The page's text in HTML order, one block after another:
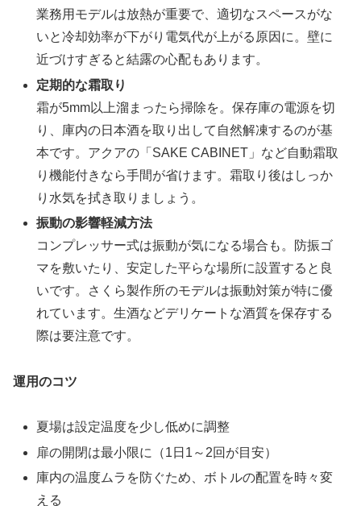
業務用モデルは放熱が重要で、適切なスペースがな
いと冷却効率が下がり電気代が上がる原因に。壁に
近づけすぎると結露の心配もあります。
定期的な霜取り
霜が5mm以上溜まったら掃除を。保存庫の電源を切
り、庫内の日本酒を取り出して自然解凍するのが基
本です。アクアの「SAKE CABINET」など自動霜取
り機能付きなら手間が省けます。霜取り後はしっか
り水気を拭き取りましょう。
振動の影響軽減方法
コンプレッサー式は振動が気になる場合も。防振ゴ
マを敷いたり、安定した平らな場所に設置すると良
いです。さくら製作所のモデルは振動対策が特に優
れています。生酒などデリケートな酒質を保存する
際は要注意です。
運用のコツ
夏場は設定温度を少し低めに調整
扉の開閉は最小限に（1日1～2回が目安）
庫内の温度ムラを防ぐため、ボトルの配置を時々変
える